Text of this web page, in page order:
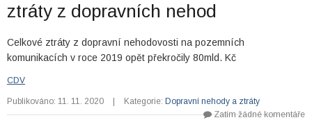
ztráty z dopravních nehod
Celkové ztráty z dopravní nehodovosti na pozemních
komunikacích v roce 2019 opět překročily 80mld. Kč
CDV
Publikováno: 11. 11. 2020 Kategorie: Dopravní nehody a ztráty
Zatím žádné komentáře